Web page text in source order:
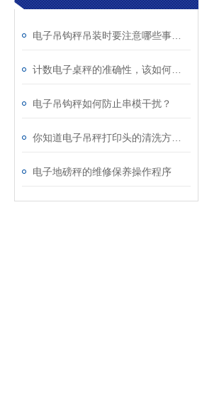
电子吊钩秤如何防止串模干扰？
电子地磅秤的维修保养操作程序